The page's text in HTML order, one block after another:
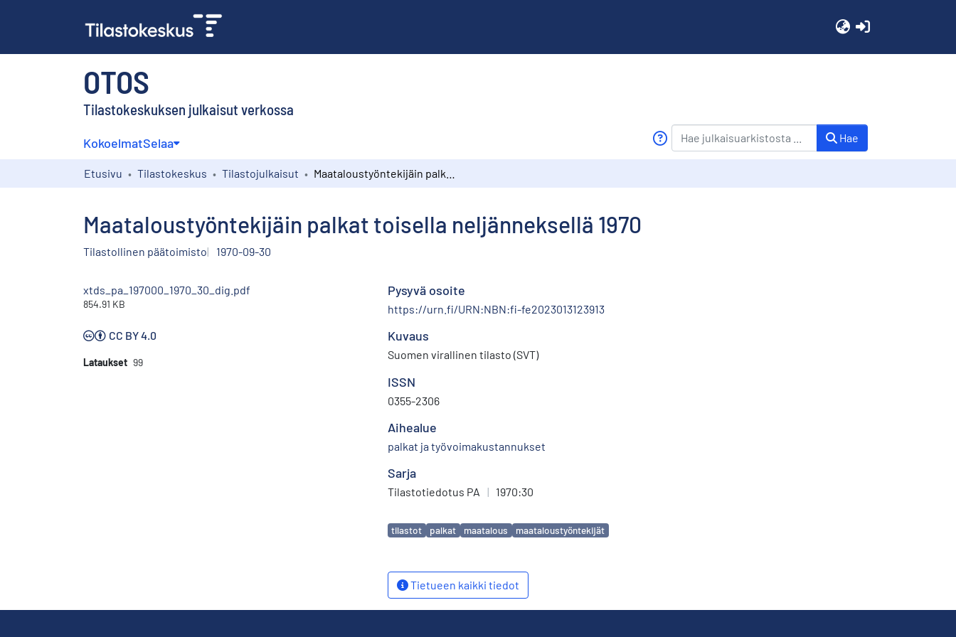
OTOS
Tilastokeskuksen julkaisut verkossa
KokoelmatSelaa Hae
Etusivu Tilastokeskus Tilastojulkaisut
Maataloustyöntekijäin palkat toisella neljänneksellä 1970
Tilastollinen päätoimisto 1970-09-30
xtds_pa_197000_1970_30_dig.pdf
854.91 KB
CC BY 4.0
Lataukset 99
Pysyvä osoite
https://urn.fi/URN:NBN:fi-fe2023013123913
Kuvaus
Suomen virallinen tilasto (SVT)
ISSN
0355-2306
Aihealue
palkat ja työvoimakustannukset
Sarja
Tilastotiedotus PA | 1970:30
Avainsanat
tilastot palkat maatalous maataloustyöntekijät
Tietueen kaikki tiedot